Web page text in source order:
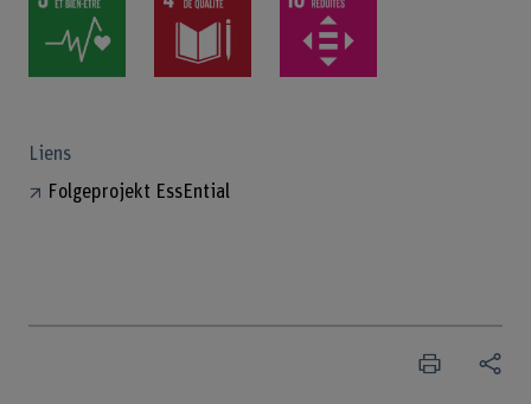
Liens
Folgeprojekt EssEntial